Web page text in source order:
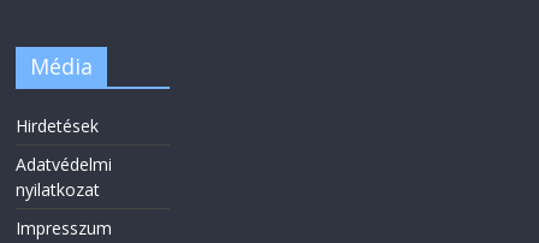
Média
Hirdetések
Adatvédelmi
nyilatkozat
Impresszum